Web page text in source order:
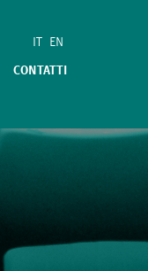
IT EN
CONTATTI